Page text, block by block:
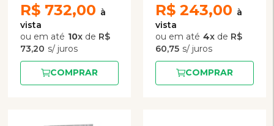
R$ 732,00
10x de R$
73,20
COMPRAR
R$ 243,00
4x de R$
60,75
COMPRAR